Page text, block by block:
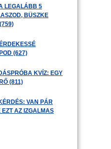
LEGALÁBB 5
BÜSZKE
(627)
KVÍZ: EGY
(811)
VAN PÁR
AZ IZGALMAS